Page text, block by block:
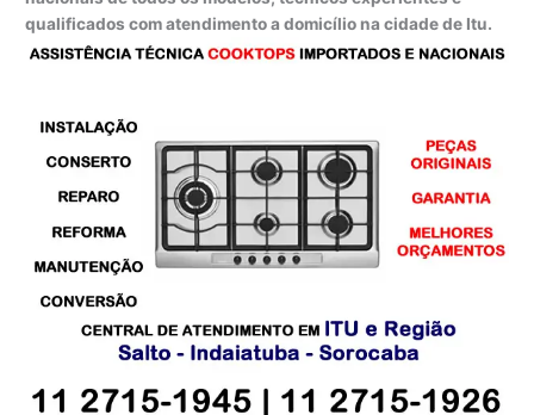
qualificados com atendimento a domicílio na cidade de Itu.